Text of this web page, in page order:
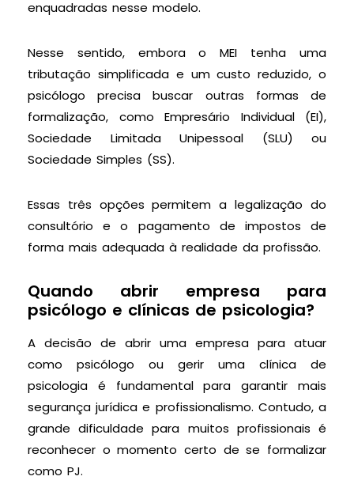
enquadradas nesse modelo.
Nesse sentido, embora o MEI tenha uma
tributação simplificada e um custo reduzido, o
psicólogo precisa buscar outras formas de
formalização, como Empresário Individual (EI),
Sociedade Limitada Unipessoal (SLU) ou
Sociedade Simples (SS).
Essas três opções permitem a legalização do
consultório e o pagamento de impostos de
forma mais adequada à realidade da profissão.
Quando abrir empresa para
psicólogo e clínicas de psicologia?
A decisão de abrir uma empresa para atuar
como psicólogo ou gerir uma clínica de
psicologia é fundamental para garantir mais
segurança jurídica e profissionalismo. Contudo, a
grande dificuldade para muitos profissionais é
reconhecer o momento certo de se formalizar
como PJ.